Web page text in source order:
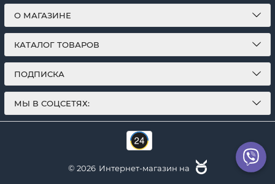
О МАГАЗИНЕ
КАТАЛОГ ТОВАРОВ
ПОДПИСКА
МЫ В СОЦСЕТЯХ:
© 2026 Интернет-магазин на